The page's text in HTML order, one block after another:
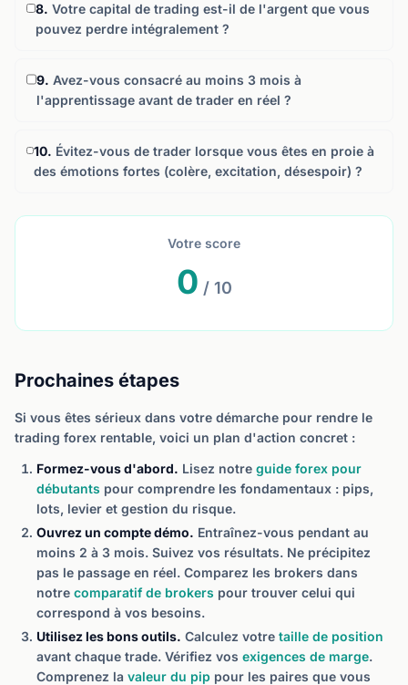
8. Votre capital de trading est-il de l'argent que vous
pouvez perdre intégralement ?
9. Avez-vous consacré au moins 3 mois à
l'apprentissage avant de trader en réel ?
10. Évitez-vous de trader lorsque vous êtes en proie à
des émotions fortes (colère, excitation, désespoir) ?
Votre score
0 / 10
Prochaines étapes
Si vous êtes sérieux dans votre démarche pour rendre le
trading forex rentable, voici un plan d'action concret :
Formez-vous d'abord. Lisez notre guide forex pour
débutants pour comprendre les fondamentaux : pips,
lots, levier et gestion du risque.
Ouvrez un compte démo. Entraînez-vous pendant au
moins 2 à 3 mois. Suivez vos résultats. Ne précipitez
pas le passage en réel. Comparez les brokers dans
notre comparatif de brokers pour trouver celui qui
correspond à vos besoins.
Utilisez les bons outils. Calculez votre taille de position
avant chaque trade. Vérifiez vos exigences de marge.
Comprenez la valeur du pip pour les paires que vous